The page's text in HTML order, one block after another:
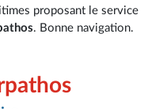
proposant le service
. Bonne navigation.